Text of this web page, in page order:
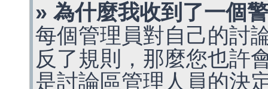
» 為什麼我收到了一個
每個管理員對自己的討
反了規則，那麼您也許
是討論區管理人員的決